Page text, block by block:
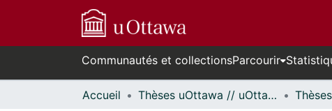
Communautés et collectionsParcourir
Accueil Thèses uOttawa // uOttawa Theses